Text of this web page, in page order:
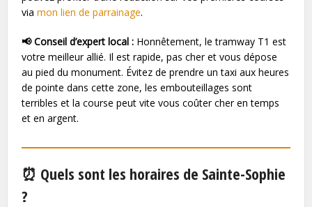
viamon lien de parrainage.
📢 Conseil d’expert local : Honnêtement, le tramway T1 est
votre meilleur allié. Il est rapide, pas cher et vous dépose
au pied du monument. Évitez de prendre un taxi aux heures
de pointe dans cette zone, les embouteillages sont
terribles et la course peut vite vous coûter cher en temps
et en argent.
⏰ Quels sont les horaires de Sainte-Sophie
?